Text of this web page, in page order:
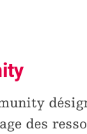
des